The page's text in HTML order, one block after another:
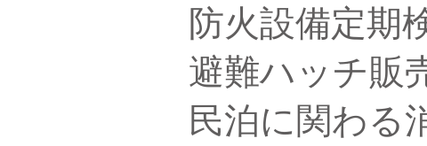
防火設備定期
避難ハッチ販
民泊に関わ